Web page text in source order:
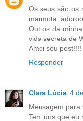
Os seus são os
marmota,
Outros da
vida secreta de
Amei seu post!!!!
Responder
Clara Lúcia 4
Mensagem para
Tem uns que eu